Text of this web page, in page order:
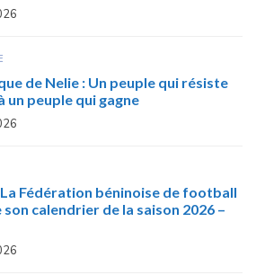
de Nelie : Un peuple qui résiste
un peuple qui gagne
Fédération béninoise de football
calendrier de la saison 2026 –